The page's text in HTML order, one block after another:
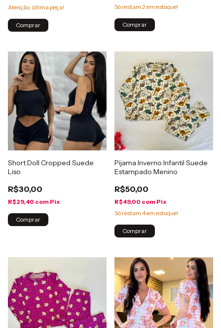
Atenção, última peça!
Comprar
Só restam 2em estoque!
Comprar
Short Doll Cropped Suede
Liso
R$30,00
R$29,40 com Pix
Comprar
Pijama Inverno Infantil Suede
Estampado Menino
R$50,00
R$49,00 com Pix
Só restam 4em estoque!
Comprar